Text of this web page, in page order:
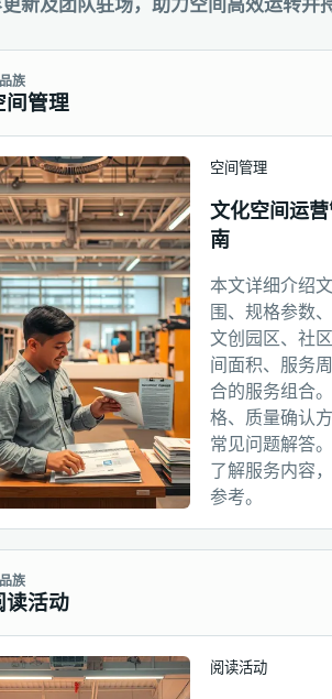
新及团队驻场，助力空间高效运转并
族
间管理
空间管理
文化空间运
南
本文详细介绍
围、规格参数
文创园区、社
间面积、服务
合的服务组合
格、质量确认
常见问题解答
了解服务内容
参考。
族
读活动
阅读活动